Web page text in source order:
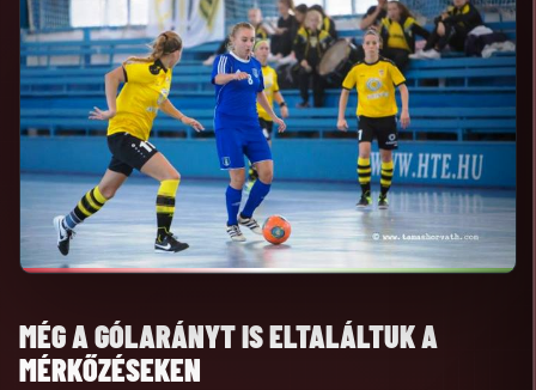
MÉG A GÓLARÁNYT IS ELTALÁLTUK A
MÉRKŐZÉSEKEN